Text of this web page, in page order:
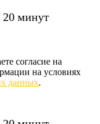
минут
согласие на
на условиях
данных.